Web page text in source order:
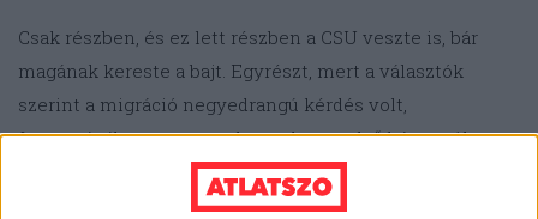
Csak részben, és ez lett részben a CSU veszte is, bár
magának kereste a bajt. Egyrészt, mert a választók
szerint a migráció negyedrangú kérdés volt,
fontosságában messze elmaradva az első háromtól
(oktatás, lakhatási költségek, klímapolitika), másrészt,
mert a CSU nem tudott radikálisabb lenni az AfD-nél.